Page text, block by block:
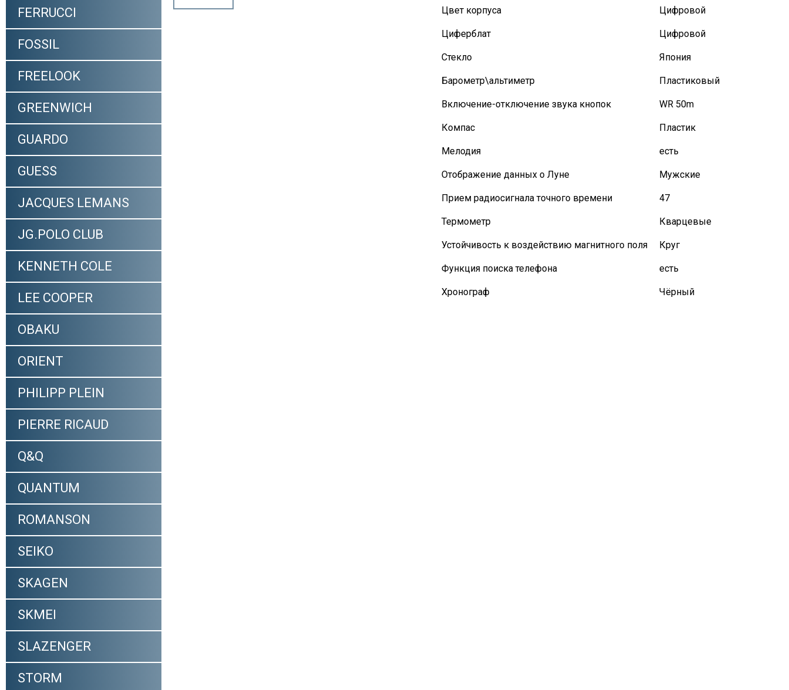
FERRUCCI
FOSSIL
FREELOOK
GREENWICH
GUARDO
GUESS
JACQUES LEMANS
JG.POLO CLUB
KENNETH COLE
LEE COOPER
OBAKU
ORIENT
PHILIPP PLEIN
PIERRE RICAUD
Q&Q
QUANTUM
ROMANSON
SEIKO
SKAGEN
SKMEI
SLAZENGER
STORM
Цвет корпуса Цифровой
Циферблат Цифровой
Стекло Япония
Барометр\альтиметр Пластиковый
Включение-отключение звука кнопок WR 50m
Компас Пластик
Мелодия есть
Отображение данных о Луне Мужские
Прием радиосигнала точного времени 47
Термометр Кварцевые
Устойчивость к воздействию магнитного поля Круг
Функция поиска телефона есть
Хронограф Чёрный